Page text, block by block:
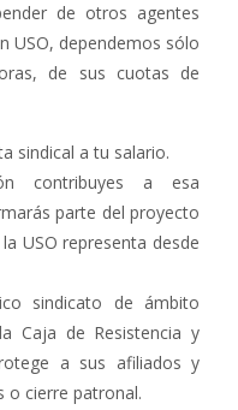
de otros agentes
USO, dependemos sólo
de sus cuotas de
sindical a tu salario.
contribuyes a esa
parte del proyecto
USO representa desde
sindicato de ámbito
Caja de Resistencia y
a sus afiliados y
o cierre patronal.